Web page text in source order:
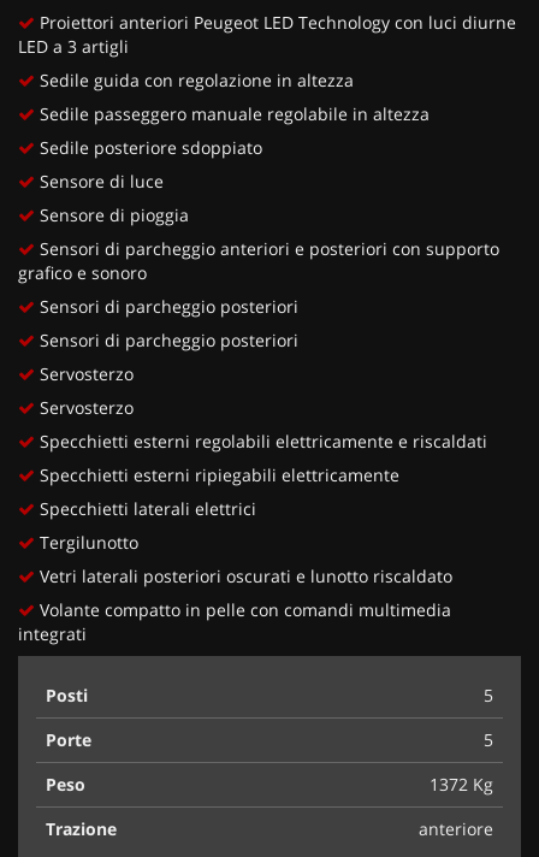
Proiettori anteriori Peugeot LED Technology con luci diurne
LED a 3 artigli
Sedile guida con regolazione in altezza
Sedile passeggero manuale regolabile in altezza
Sedile posteriore sdoppiato
Sensore di luce
Sensore di pioggia
Sensori di parcheggio anteriori e posteriori con supporto
grafico e sonoro
Sensori di parcheggio posteriori
Sensori di parcheggio posteriori
Servosterzo
Servosterzo
Specchietti esterni regolabili elettricamente e riscaldati
Specchietti esterni ripiegabili elettricamente
Specchietti laterali elettrici
Tergilunotto
Vetri laterali posteriori oscurati e lunotto riscaldato
Volante compatto in pelle con comandi multimedia
integrati
Posti
5
Porte
5
Peso
1372 Kg
Trazione
anteriore